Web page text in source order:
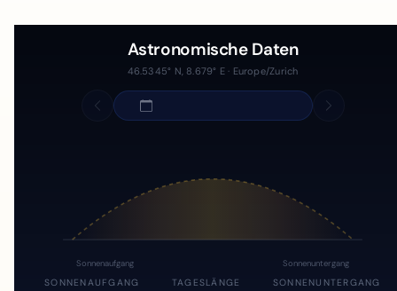
Astronomische Daten
46.5345° N, 8.679° E · Europe/Zurich
Sonnenaufgang Sonnenuntergang
SONNENAUFGANG TAGESLÄNGE SONNENUNTERGANG